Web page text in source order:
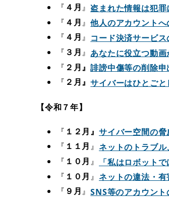
『 ４月』盗まれた情報は犯
『 ４月』他人のアカウント
『 ４月』 コード決済サービ
『 ３月』 あなたに役立つ動
『 ２月』誹謗中傷等の削除
『 ２月』サイバーはひとご
【令和７年】​
『 １２月』サイバー空間の
『 １１月』ネットのトラブ
『 １０月 』
「私はロボット
『 １０月 』ネットの違法・
『 ９月』SNS等のアカウン